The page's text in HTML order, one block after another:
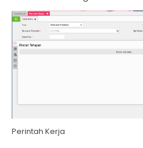
Perintah Kerja